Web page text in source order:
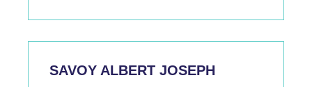
SAVOY ALBERT JOSEPH